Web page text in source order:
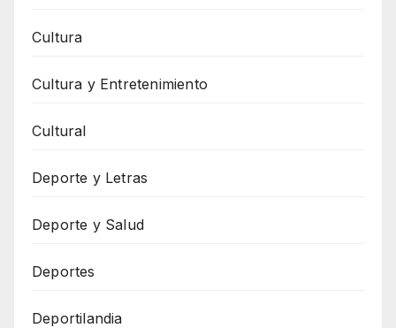
Cultura
Cultura y Entretenimiento
Cultural
Deporte y Letras
Deporte y Salud
Deportes
Deportilandia